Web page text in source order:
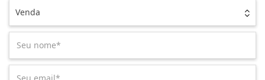
Venda